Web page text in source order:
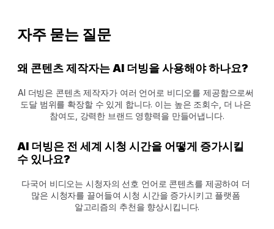
자주 묻는 질문
왜 콘텐츠 제작자는 AI 더빙을 사용해야 하나요?
AI 더빙은 콘텐츠 제작자가 여러 언어로 비디오를 제공함으로써
도달 범위를 확장할 수 있게 합니다. 이는 높은 조회수, 더 나은
참여도, 강력한 브랜드 영향력을 만들어냅니다.
AI 더빙은 전 세계 시청 시간을 어떻게 증가시킬
수 있나요?
다국어 비디오는 시청자의 선호 언어로 콘텐츠를 제공하여 더
많은 시청자를 끌어들여 시청 시간을 증가시키고 플랫폼
알고리즘의 추천을 향상시킵니다.